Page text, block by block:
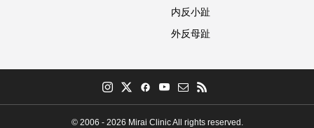
内反小趾
外反母趾
© 2006 - 2026 Mirai Clinic All rights reserved.